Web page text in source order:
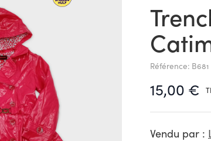
Trench-coat Imperméable
Référence: B681
15,00 €
Vendu par :